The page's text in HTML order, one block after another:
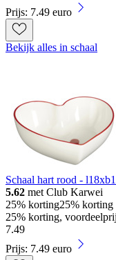
Prijs: 7.49 euro
Bekijk alles in schaal
Schaal hart rood -
5.62 met Club Karwei
25% korting25% korting
25% korting,
7.49
Prijs: 7.49 euro